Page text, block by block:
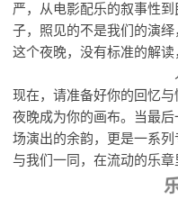
严，从电影配乐的叙事性
子，照见的不是我们的演
这个夜晚，没有标准的解
现在，请准备好你的回忆
夜晚成为你的画布。当最
场演出的余韵，更是一系列
与我们一同，在流动的乐章